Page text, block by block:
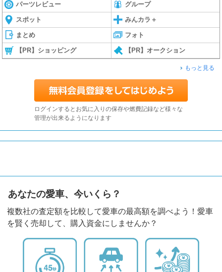
パーツレビュー グループ
スポット みんカラ＋
まとめ フォト
【PR】ショッピング 【PR】オークション
もっと見る
ログインするとお気に入りの保存や燃費記録など様々な
管理が出来るようになります
あなたの愛車、今いくら？
複数社の査定額を比較して愛車の最高額を調べよう！愛車
を賢く売却して、購入資金にしませんか？